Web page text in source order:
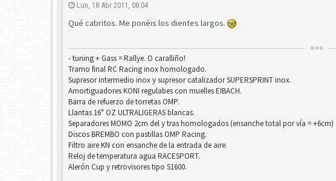
Lun, 18 Abr 2011, 08:04
Qué cabritos. Me ponéis los dientes largos.
- tuning + Gass = Rallye. O caralliño!
Tramo final RC Racing inox homologado.
Supresor intermedio inox y supresor catalizador SUPERSPRINT inox.
Amortiguadores KONI regulabes con muelles EIBACH.
Barra de refuerzo de torretas OMP.
Llantas 16" OZ ULTRALIGERAS blancas.
Separadores MOMO 2cm del y tras homologados (ensanche total por vía = +6cm)
Discos BREMBO con pastillas OMP Racing.
Filtro aire KN con ensanche de la entrada de aire.
Reloj de temperatura agua RACESPORT.
Alerón Cup y retrovisores tipo S1600.